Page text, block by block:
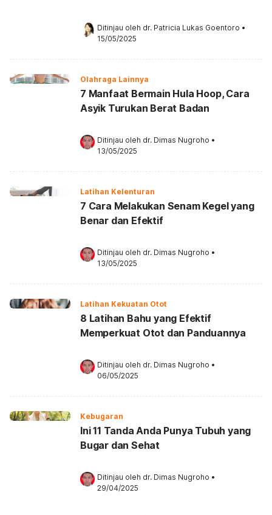
Ditinjau oleh dr. Patricia Lukas Goentoro •
15/05/2025
Olahraga Lainnya
7 Manfaat Bermain Hula Hoop, Cara
Asyik Turukan Berat Badan
Ditinjau oleh dr. Dimas Nugroho •
13/05/2025
Latihan Kelenturan
7 Cara Melakukan Senam Kegel yang
Benar dan Efektif
Ditinjau oleh dr. Dimas Nugroho •
13/05/2025
Latihan Kekuatan Otot
8 Latihan Bahu yang Efektif
Memperkuat Otot dan Panduannya
Ditinjau oleh dr. Dimas Nugroho •
06/05/2025
Kebugaran
Ini 11 Tanda Anda Punya Tubuh yang
Bugar dan Sehat
Ditinjau oleh dr. Dimas Nugroho •
29/04/2025